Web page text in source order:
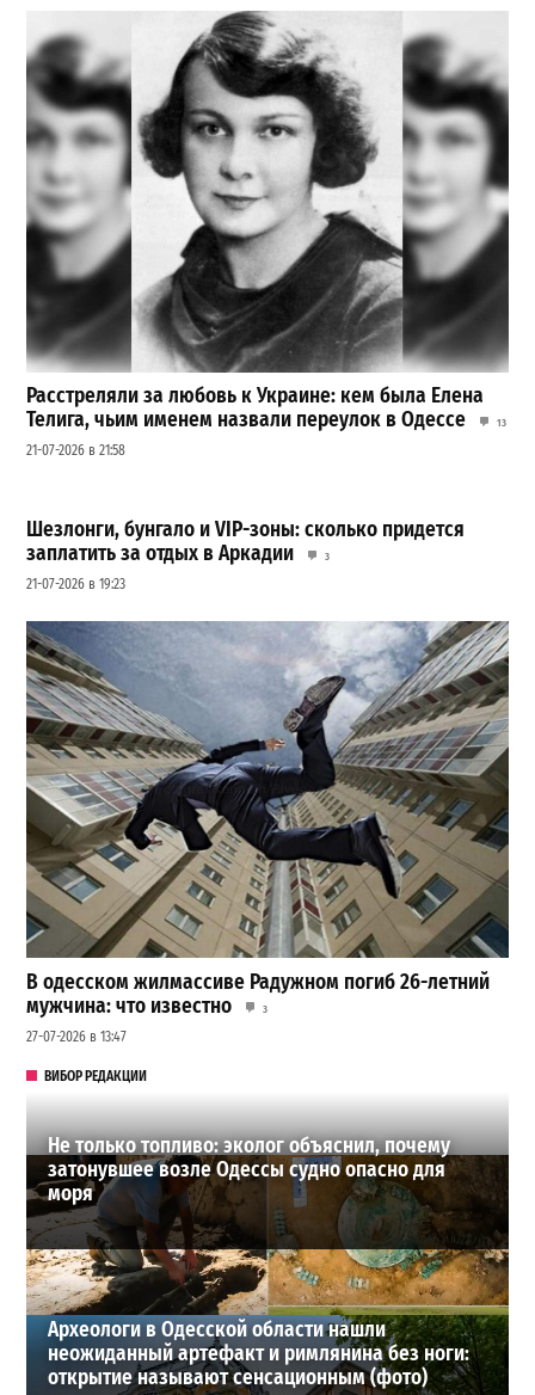
Расстреляли за любовь к Украине: кем была Елена
Телига, чьим именем назвали переулок в Одессе
13
21-07-2026 в 21:58
Шезлонги, бунгало и VIP-зоны: сколько придется
заплатить за отдых в Аркадии
3
21-07-2026 в 19:23
В одесском жилмассиве Радужном погиб 26-летний
мужчина: что известно
3
27-07-2026 в 13:47
ВИБОР РЕДАКЦИИ
Не только топливо: эколог объяснил, почему
затонувшее возле Одессы судно опасно для
моря
Археологи в Одесской области нашли
неожиданный артефакт и римлянина без ноги:
открытие называют сенсационным (фото)